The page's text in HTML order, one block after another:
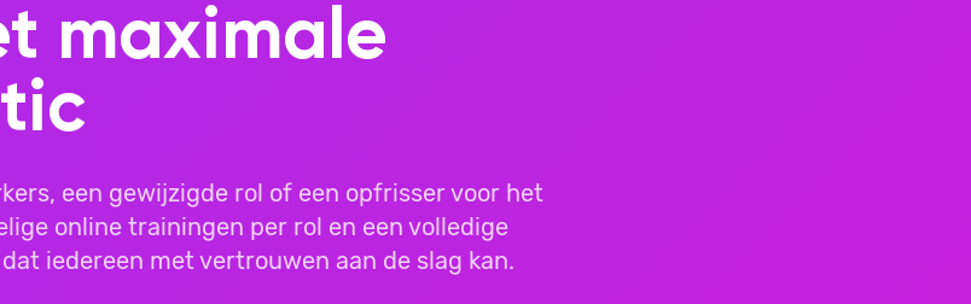
maximale
een gewijzigde rol of een opfrisser voor het
online trainingen per rol en een volledige
iedereen met vertrouwen aan de slag kan.